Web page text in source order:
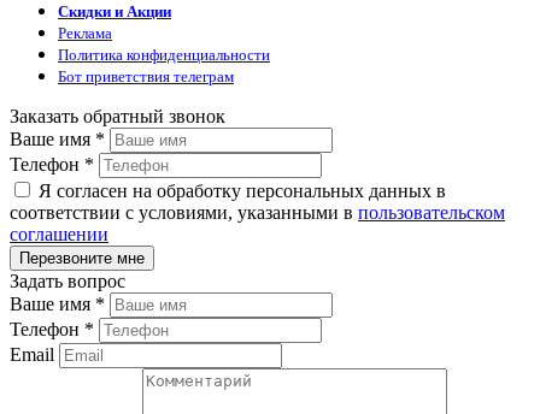
Скидки и Акции
Реклама
Политика конфиденциальности
Бот приветствия телеграм
Заказать обратный звонок
Ваше имя *
Телефон *
Я согласен на обработку персональных данных в
соответствии с условиями, указанными в пользовательском
соглашении
Задать вопрос
Ваше имя *
Телефон *
Email